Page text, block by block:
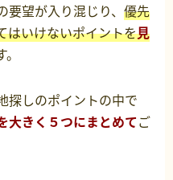
望が入り混じり、 優先
はいけないポイントを見
探しのポイントの中で
大きく５つにまとめてご